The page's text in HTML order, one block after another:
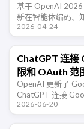
基于 OpenAI 2026
新在智能体编码、
键信息。
2026-04-24
ChatGPT 连接
限和 OAuth 范
OpenAI 更新了
ChatGPT 连接
scopes、管理员审
2026-06-20